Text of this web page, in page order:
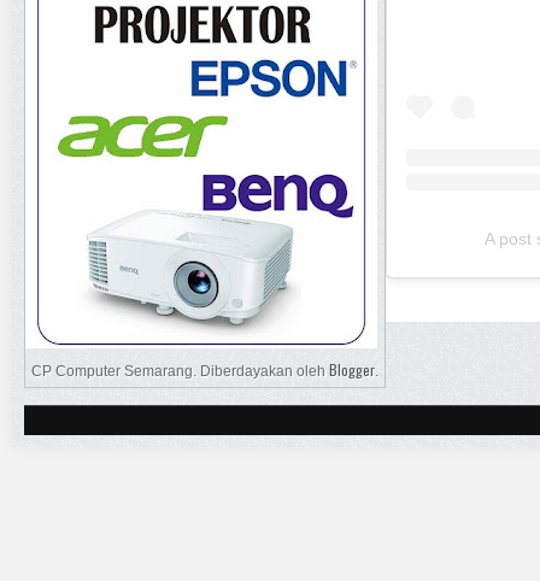
A post
CP Computer Semarang. Diberdayakan oleh Blogger.